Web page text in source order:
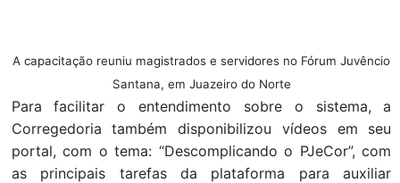
A capacitação reuniu magistrados e servidores no Fórum Juvêncio
Santana, em Juazeiro do Norte
Para facilitar o entendimento sobre o sistema, a
Corregedoria também disponibilizou vídeos em seu
portal, com o tema: “Descomplicando o PJeCor”, com
as principais tarefas da plataforma para auxiliar